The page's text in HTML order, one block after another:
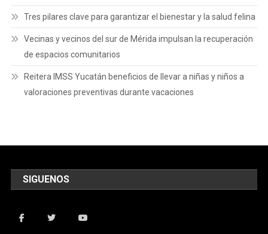
Tres pilares clave para garantizar el bienestar y la salud felina
Vecinas y vecinos del sur de Mérida impulsan la recuperación
de espacios comunitarios
Reitera IMSS Yucatán beneficios de llevar a niñas y niños a
valoraciones preventivas durante vacaciones
SIGUENOS